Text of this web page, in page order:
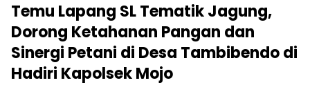
Temu Lapang SL Tematik Jagung,
Dorong Ketahanan Pangan dan
Sinergi Petani di Desa Tambibendo di
Hadiri Kapolsek Mojo